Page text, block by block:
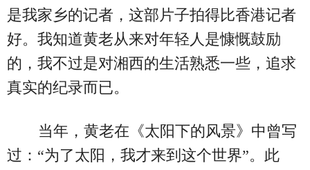
是我家乡的记者，这部片子拍得比香港记者
好。我知道黄老从来对年轻人是慷慨鼓励
的，我不过是对湘西的生活熟悉一些，追求
真实的纪录而已。
当年，黄老在《太阳下的风景》中曾写
过：“为了太阳，我才来到这个世界”。此